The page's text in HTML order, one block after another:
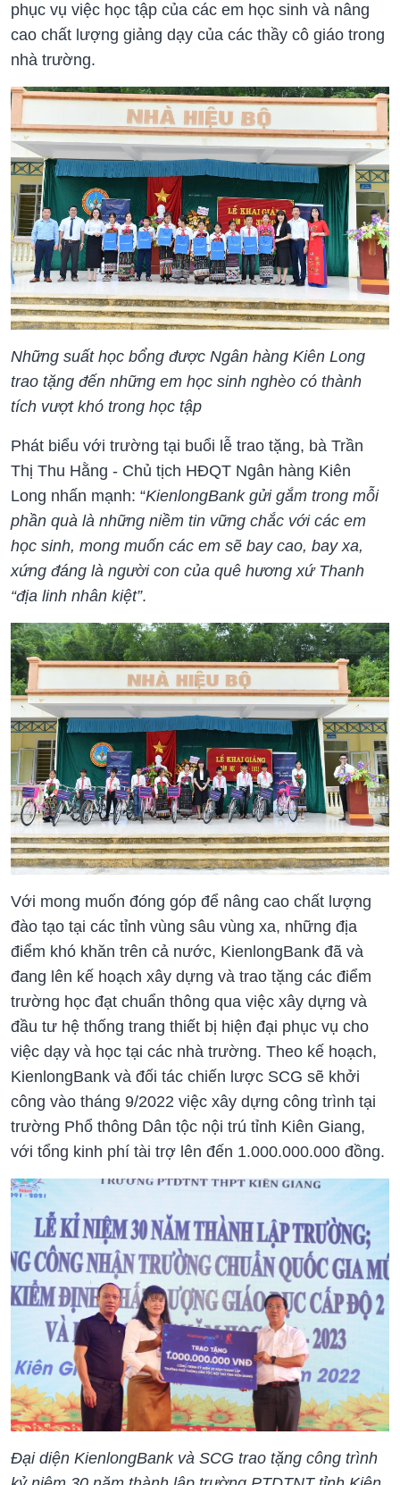
phục vụ việc học tập của các em học sinh và nâng
cao chất lượng giảng dạy của các thầy cô giáo trong
nhà trường.
Những suất học bổng được Ngân hàng Kiên Long
trao tặng đến những em học sinh nghèo có thành
tích vượt khó trong học tập
Phát biểu với trường tại buổi lễ trao tặng, bà Trần
Thị Thu Hằng - Chủ tịch HĐQT Ngân hàng Kiên
Long nhấn mạnh: “KienlongBank gửi gắm trong mỗi
phần quà là những niềm tin vững chắc với các em
học sinh, mong muốn các em sẽ bay cao, bay xa,
xứng đáng là người con của quê hương xứ Thanh
“địa linh nhân kiệt”.
Với mong muốn đóng góp để nâng cao chất lượng
đào tạo tại các tỉnh vùng sâu vùng xa, những địa
điểm khó khăn trên cả nước, KienlongBank đã và
đang lên kế hoạch xây dựng và trao tặng các điểm
trường học đạt chuẩn thông qua việc xây dựng và
đầu tư hệ thống trang thiết bị hiện đại phục vụ cho
việc dạy và học tại các nhà trường. Theo kế hoạch,
KienlongBank và đối tác chiến lược SCG sẽ khởi
công vào tháng 9/2022 việc xây dựng công trình tại
trường Phổ thông Dân tộc nội trú tỉnh Kiên Giang,
với tổng kinh phí tài trợ lên đến 1.000.000.000 đồng.
Đại diện KienlongBank và SCG trao tặng công trình